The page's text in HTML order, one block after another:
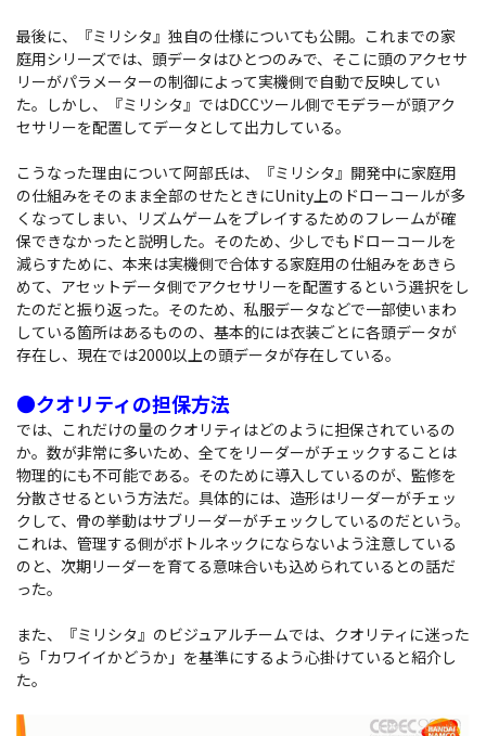
最後に、『ミリシタ』独自の仕様についても公開。これまでの家
庭用シリーズでは、頭データはひとつのみで、そこに頭のアクセサ
リーがパラメーターの制御によって実機側で自動で反映してい
た。しかし、『ミリシタ』ではDCCツール側でモデラーが頭アク
セサリーを配置してデータとして出力している。
こうなった理由について阿部氏は、『ミリシタ』開発中に家庭用
の仕組みをそのまま全部のせたときにUnity上のドローコールが多
くなってしまい、リズムゲームをプレイするためのフレームが確
保できなかったと説明した。そのため、少しでもドローコールを
減らすために、本来は実機側で合体する家庭用の仕組みをあきら
めて、アセットデータ側でアクセサリーを配置するという選択をし
たのだと振り返った。そのため、私服データなどで一部使いまわ
している箇所はあるものの、基本的には衣装ごとに各頭データが
存在し、現在では2000以上の頭データが存在している。
●クオリティの担保方法
では、これだけの量のクオリティはどのように担保されているの
か。数が非常に多いため、全てをリーダーがチェックすることは
物理的にも不可能である。そのために導入しているのが、監修を
分散させるという方法だ。具体的には、造形はリーダーがチェッ
クして、骨の挙動はサブリーダーがチェックしているのだという。
これは、管理する側がボトルネックにならないよう注意している
のと、次期リーダーを育てる意味合いも込められているとの話だ
った。
また、『ミリシタ』のビジュアルチームでは、クオリティに迷った
ら「カワイイかどうか」を基準にするよう心掛けていると紹介し
た。